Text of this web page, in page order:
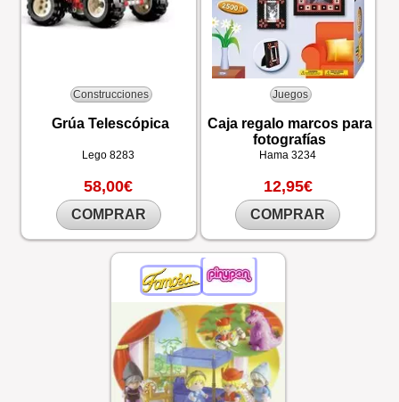
Construcciones
Grúa Telescópica
Lego8283
58,00€
COMPRAR
Juegos
Caja regalo marcos para
fotografías
Hama3234
12,95€
COMPRAR